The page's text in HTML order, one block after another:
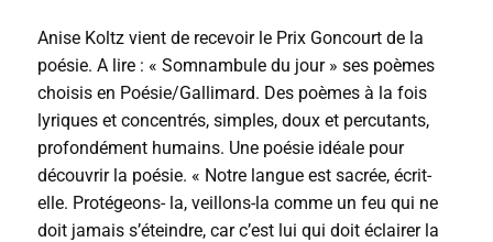
Anise Koltz vient de recevoir le Prix Goncourt de la
poésie. A lire : « Somnambule du jour » ses poèmes
choisis en Poésie/Gallimard. Des poèmes à la fois
lyriques et concentrés, simples, doux et percutants,
profondément humains. Une poésie idéale pour
découvrir la poésie. « Notre langue est sacrée, écrit-
elle. Protégeons- la, veillons-la comme un feu qui ne
doit jamais s’éteindre, car c’est lui qui doit éclairer la